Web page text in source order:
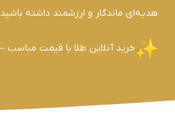
هدیه‌ای ماندگار و ارزشمند داشته
خرید آنلاین طلا با قیمت